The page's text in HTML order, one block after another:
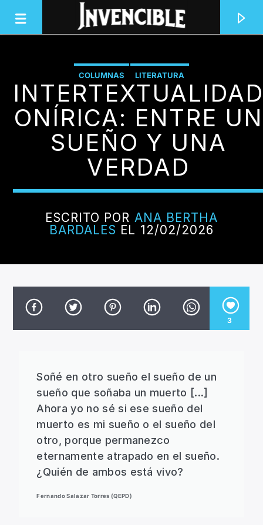
INVENCIBLE RADIO
JUNTOS SOMOS INVENCIBLES
CANCIÓN ACTUAL
TÍTULO
ARTISTA
Invencible Radio
COLUMNAS LITERATURA
ONÍRICA: ENTRE UN
SUEÑO Y UNA
VERDAD
ESCRITO POR ANA BERTHA
BARDALES EL 12/02/2026
3
Soñé en otro sueño el sueño de un
sueño que soñaba un muerto [...]
Ahora yo no sé si ese sueño del
muerto es mi sueño o el sueño del
otro, porque permanezco
eternamente atrapado en el sueño.
¿Quién de ambos está vivo?
Fernando Salazar Torres (QEPD)